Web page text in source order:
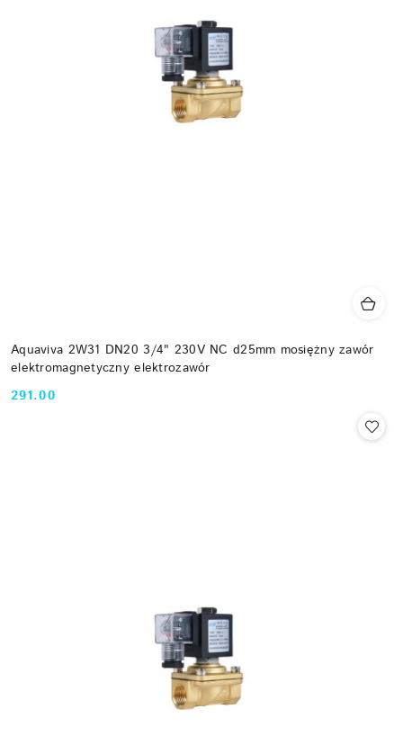
Aquaviva 2W31 DN20 3/4" 230V NC d25mm mosiężny zawór
elektromagnetyczny elektrozawór
Cena:
291.00